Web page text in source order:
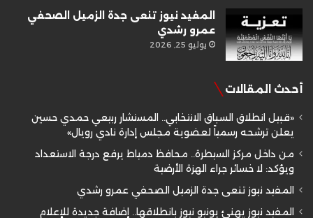
المفيد نيوز تنعى جدة الزميل الصحفي
عمرو رشدي
يوليو 25, 2026
أحدث المقالات
«قبيل انطلاق السباق الانتخابي.. المستشار ربيعي حمدي حسين
يعلن ترشحه رسمياً لعضوية مجلس إدارة نادي رويال»
من داخل مركز السيطرة.. محافظ دمياط يرفع درجة الاستعداد
ويؤكد: لا خسائر جراء الهزة الأرضية
المفيد نيوز تنعى جدة الزميل الصحفي عمرو رشدي
المفيد نيوز يهنئ يونيو نيوز بانطلاقها.. إضافة جديدة للإعلام